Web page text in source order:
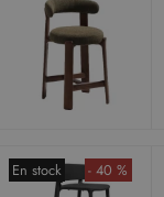
En stock - 40 %